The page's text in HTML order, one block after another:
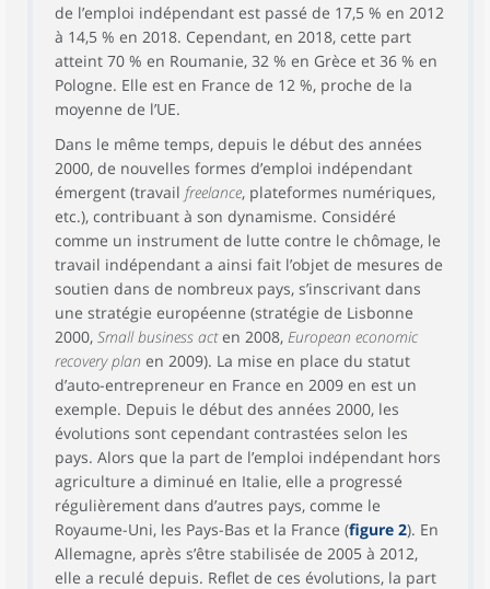
de l’emploi indépendant est passé de 17,5 % en 2012
à 14,5 % en 2018. Cependant, en 2018, cette part
atteint 70 % en Roumanie, 32 % en Grèce et 36 % en
Pologne. Elle est en France de 12 %, proche de la
moyenne de l’UE.
Dans le même temps, depuis le début des années
2000, de nouvelles formes d’emploi indépendant
émergent (travail freelance, plateformes numériques,
etc.), contribuant à son dynamisme. Considéré
comme un instrument de lutte contre le chômage, le
travail indépendant a ainsi fait l’objet de mesures de
soutien dans de nombreux pays, s’inscrivant dans
une stratégie européenne (stratégie de Lisbonne
2000, Small business acten 2008, European economic
recovery plan en 2009). La mise en place du statut
d’auto-entrepreneur en France en 2009 en est un
exemple. Depuis le début des années 2000, les
évolutions sont cependant contrastées selon les
pays. Alors que la part de l’emploi indépendant hors
agriculture a diminué en Italie, elle a progressé
régulièrement dans d’autres pays, comme le
Royaume-Uni, les Pays-Bas et la France (figure 2). En
Allemagne, après s’être stabilisée de 2005 à 2012,
elle a reculé depuis. Reflet de ces évolutions, la part